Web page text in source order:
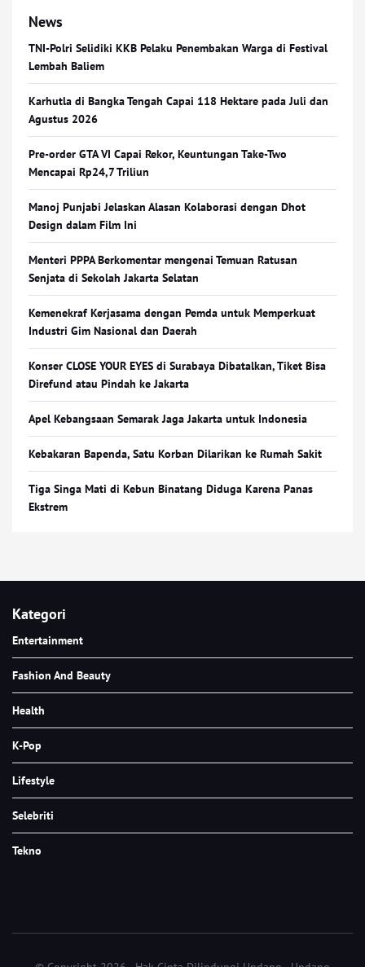
News
TNI-Polri Selidiki KKB Pelaku Penembakan Warga di Festival
Lembah Baliem
Karhutla di Bangka Tengah Capai 118 Hektare pada Juli dan
Agustus 2026
Pre-order GTA VI Capai Rekor, Keuntungan Take-Two
Mencapai Rp24,7 Triliun
Manoj Punjabi Jelaskan Alasan Kolaborasi dengan Dhot
Design dalam Film Ini
Menteri PPPA Berkomentar mengenai Temuan Ratusan
Senjata di Sekolah Jakarta Selatan
Kemenekraf Kerjasama dengan Pemda untuk Memperkuat
Industri Gim Nasional dan Daerah
Konser CLOSE YOUR EYES di Surabaya Dibatalkan, Tiket Bisa
Direfund atau Pindah ke Jakarta
Apel Kebangsaan Semarak Jaga Jakarta untuk Indonesia
Kebakaran Bapenda, Satu Korban Dilarikan ke Rumah Sakit
Tiga Singa Mati di Kebun Binatang Diduga Karena Panas
Ekstrem
Kategori
Entertainment
Fashion And Beauty
Health
K-Pop
Lifestyle
Selebriti
Tekno